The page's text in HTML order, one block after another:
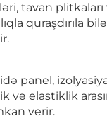
tavan
quraşdırıla
panel,
elastiklik
verir.